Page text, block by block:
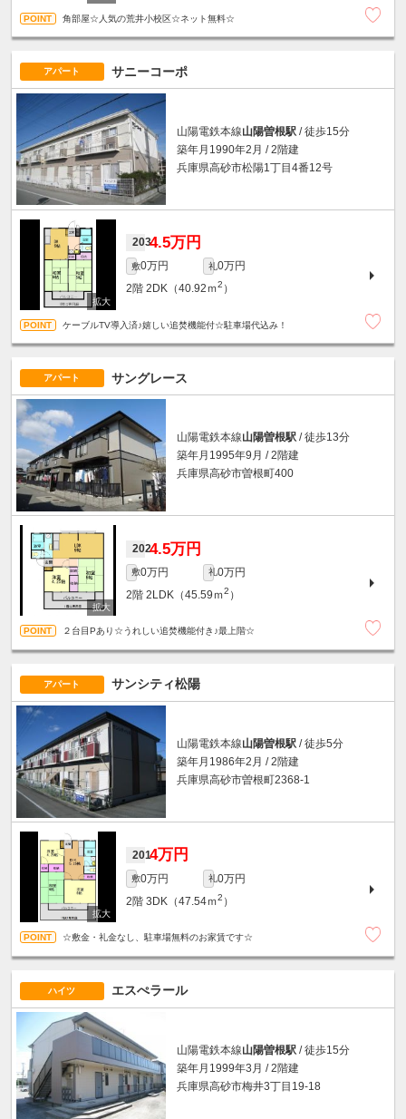
角部屋☆人気の荒井小校区☆ネット無料☆
アパート サニーコーポ
山陽電鉄本線山陽曽根駅 / 徒歩15分
築年月1990年2月 / 2階建
兵庫県高砂市松陽1丁目4番12号
2034.5万円
敷0万円 礼0万円
2階 2DK（40.92ｍ2 ）
ケーブルTV導入済♪嬉しい追焚機能付☆駐車場代込み！
アパート サングレース
山陽電鉄本線山陽曽根駅 / 徒歩13分
築年月1995年9月 / 2階建
兵庫県高砂市曽根町400
2024.5万円
敷0万円 礼0万円
2階 2LDK（45.59ｍ2 ）
２台目Pあり☆うれしい追焚機能付き♪最上階☆
アパート サンシティ松陽
山陽電鉄本線山陽曽根駅 / 徒歩5分
築年月1986年2月 / 2階建
兵庫県高砂市曽根町2368-1
2014万円
敷0万円 礼0万円
2階 3DK（47.54ｍ2 ）
☆敷金・礼金なし、駐車場無料のお家賃です☆
ハイツ エスぺラール
山陽電鉄本線山陽曽根駅 / 徒歩15分
築年月1999年3月 / 2階建
兵庫県高砂市梅井3丁目19-18